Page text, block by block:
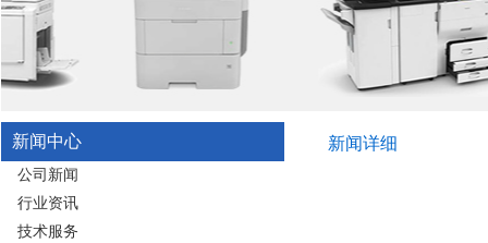
新闻中心
公司新闻
行业资讯
技术服务
新闻详细